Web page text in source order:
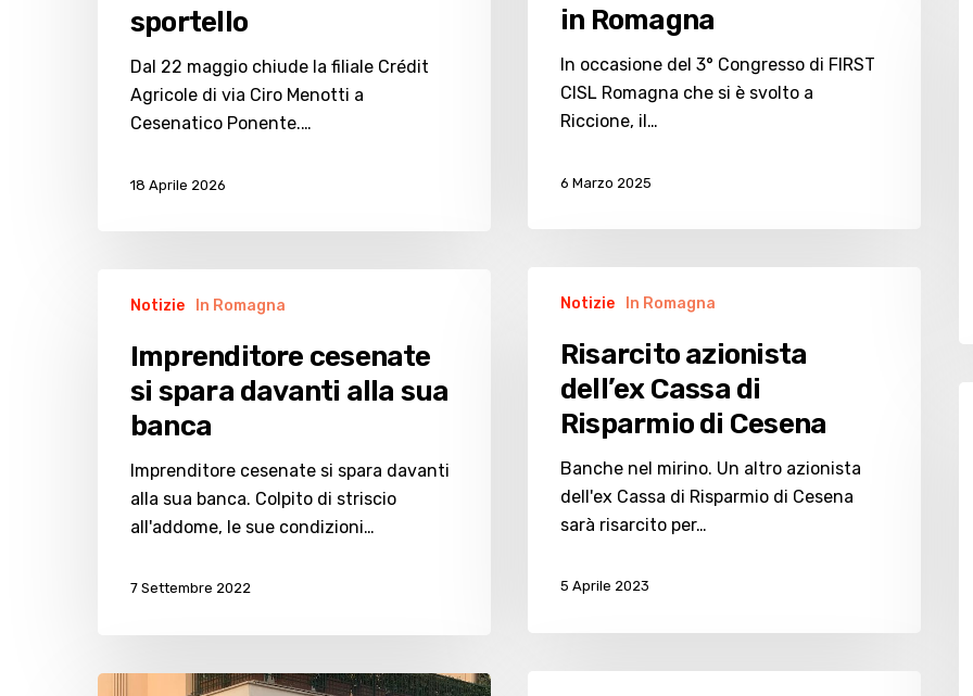
sportello
Dal 22 maggio chiude la filiale Crédit
Agricole di via Ciro Menotti a
Cesenatico Ponente.…
18 Aprile 2026
in Romagna
In occasione del 3° Congresso di FIRST
CISL Romagna che si è svolto a
Riccione, il…
6 Marzo 2025
azionista
Cassa
Risparmio
Cesena
Notizie In Romagna
Risarcito azionista
dell’ex Cassa di
Risparmio di Cesena
Banche nel mirino. Un altro azionista
dell'ex Cassa di Risparmio di Cesena
sarà risarcito per…
5 Aprile 2023
cesenate
spara
davanti
banca
Notizie In Romagna
Imprenditore cesenate
si spara davanti alla sua
banca
Imprenditore cesenate si spara davanti
alla sua banca. Colpito di striscio
all'addome, le sue condizioni…
7 Settembre 2022